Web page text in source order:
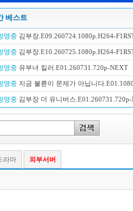
베스트
영중 김부장.E09.260724.1080p.H264-
영중 김부장.E10.260725.1080p.H264-
영중 유부녀 킬러.E01.260731.720p-NEXT
영중 지금 불륜이 문제가 아닙니다
영중 김부장 더 유니버스
라마 외부서버